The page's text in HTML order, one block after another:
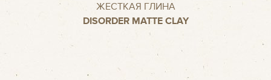
ЖЕСТКАЯ ГЛИНА
DISORDER MATTE CLAY